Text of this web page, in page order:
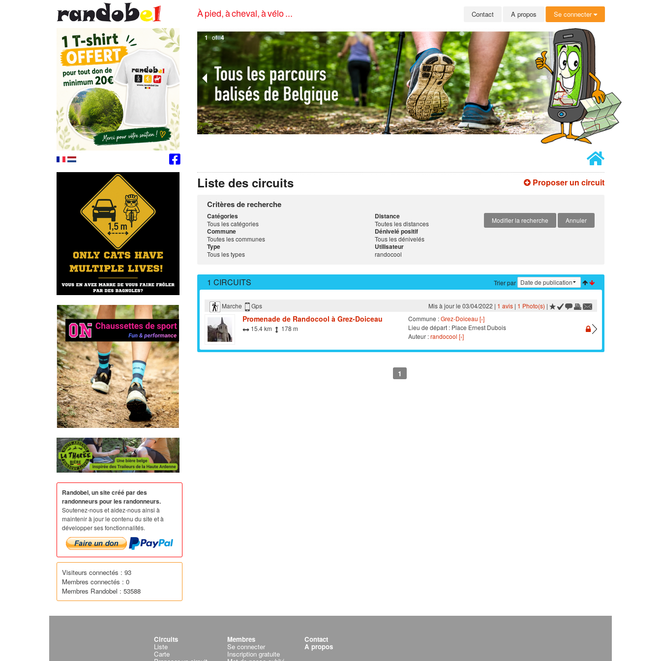
À pied, à cheval, à vélo ... Contact A propos Se connecter
1 of 4
Proposer un circuit
Liste des circuits
Critères de recherche
Catégories
Tous les catégories
Commune
Toutes les communes
Type
Tous les types
Modifier la recherche Annuler
Distance
Toutes les distances
Dénivelé positif
Tous les dénivelés
Utilisateur
randocool
Trier par
1 CIRCUITS
Mis à jour le 03/04/2022 | 1 avis| 1 Photo(s) |
Marche Gps
Promenade de Randocool à Grez-Doiceau
15.4 km 178 m
Commune :Grez-Doiceau [›]
Lieu de départ : Place Ernest Dubois
Auteur :randocool [›]
1
Randobel, un site créé par des
randonneurs pour les randonneurs.
Soutenez-nous et aidez-nous ainsi à
maintenir à jour le contenu du site et à
développer ses fonctionnalités.
Visiteurs connectés : 93
Membres connectés : 0
Membres Randobel : 53588
Circuits
Liste
Carte
Membres
Se connecter
Inscription gratuite
Contact
A propos